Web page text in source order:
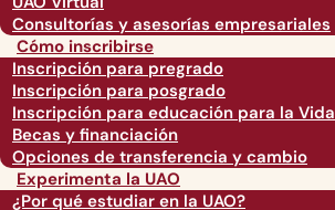
Consultorías y asesorías empresariales
Cómo inscribirse
Inscripción para pregrado
Inscripción para posgrado
Inscripción para educación para la Vida
Becas y financiación
Opciones de transferencia y cambio
Experimenta la UAO
¿Por qué estudiar en la UAO?